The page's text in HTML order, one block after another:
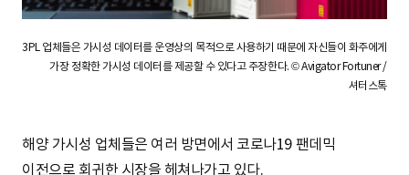
e
3PL 업체들은 가시성 데이터를 운영상의 목적으로 사용하기 때문에 자신들이 화주에게
가장 정확한 가시성 데이터를 제공할 수 있다고 주장한다. © Avigator Fortuner /
셔터스톡
해양 가시성 업체들은 여러 방면에서 코로나19 팬데믹
이전으로 회귀한 시장을 헤쳐나가고 있다.